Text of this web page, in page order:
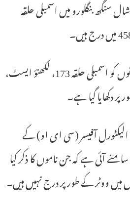
سنگھ بنگلورو میں اسمبلی حلقہ
انہوں نے یہ بھی کہا کہ دونوں کو اسمبلی حلقہ 173، لکھنؤ ایسٹ،
آفیسر (سی ای او) کے
آئی ہے کہ جن ناموں کا ذکر کیا
میں ووٹر کے طور پر درج نہیں ہیں۔